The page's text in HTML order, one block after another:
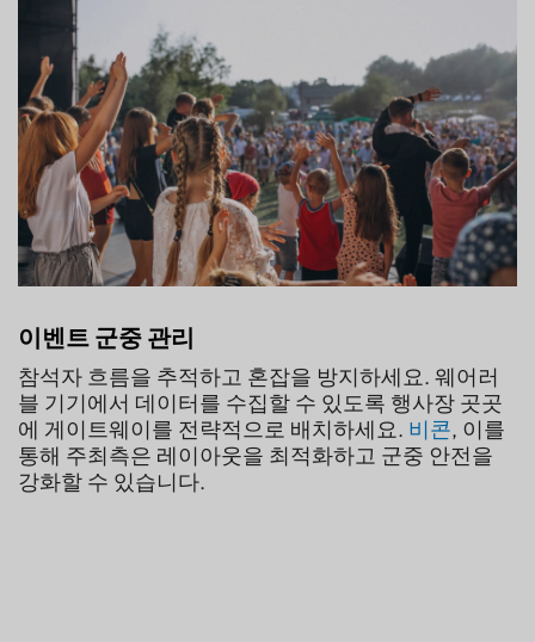
이벤트 군중 관리
참석자 흐름을 추적하고 혼잡을 방지하세요. 웨어러
블 기기에서 데이터를 수집할 수 있도록 행사장 곳곳
에 게이트웨이를 전략적으로 배치하세요. 비콘, 이를
통해 주최측은 레이아웃을 최적화하고 군중 안전을
강화할 수 있습니다.